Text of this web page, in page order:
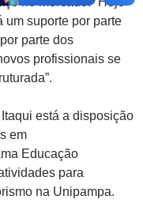
um suporte por parte
parte dos
profissionais se
está a disposição
em
Educação
para
na Unipampa.